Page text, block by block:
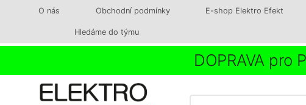
O nás Obchodní podmínky E-shop Elektro Efekt
Hledáme do týmu
DOPRAVA pro